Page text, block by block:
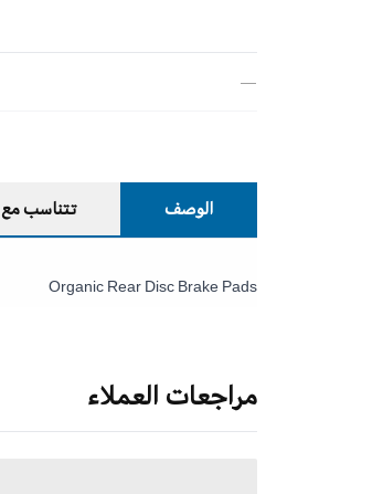
—
الوصف تتناسب مع
Organic Rear Disc Brake Pads
مراجعات العملاء